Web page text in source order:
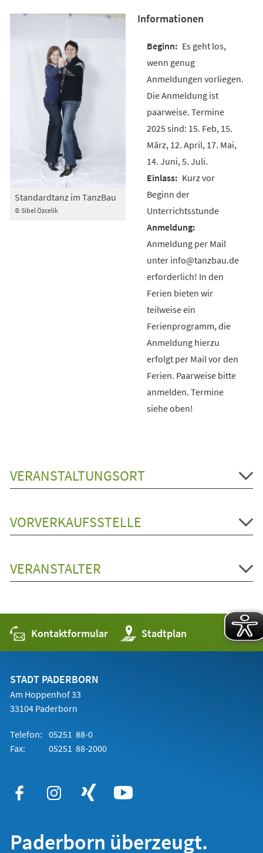
© Sibel Özcelik
Standardtanz im TanzBau
Informationen
Es geht los,
wenn genug
Anmeldungen vorliegen.
Die Anmeldung ist
paarweise. Termine
2025 sind: 15. Feb, 15.
März, 12. April, 17. Mai,
14. Juni, 5. Juli.
Kurz vor
Beginn der
Unterrichtsstunde
Anmeldung per Mail
unter info@tanzbau.de
erforderlich! In den
Ferien bieten wir
teilweise ein
Ferienprogramm, die
Anmeldung hierzu
erfolgt per Mail vor den
Ferien. Paarweise bitte
anmelden. Termine
siehe oben!
VERANSTALTUNGSORT
VORVERKAUFSSTELLE
VERANSTALTER
Kontaktformular Stadtplan
(Öffnet
in
einem
STADT PADERBORN
Am Hoppenhof 33
33104 Paderborn
Telefon: 05251 88-0
Fax:
05251 88-2000
Paderborn überzeugt.